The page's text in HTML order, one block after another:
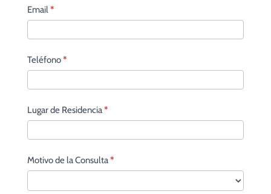
Email*
Teléfono*
Lugar de Residencia*
Motivo de la Consulta*